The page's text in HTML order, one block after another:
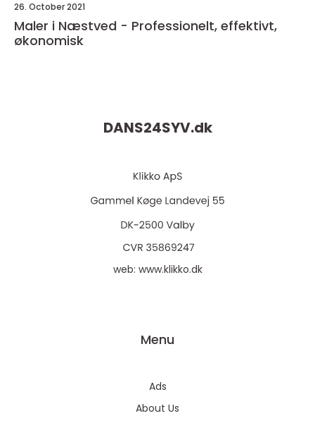
26. October 2021
Maler i Næstved - Professionelt, effektivt,
økonomisk
DANS24SYV.dk
web: www.klikko.dk
Menu
Ads
About Us